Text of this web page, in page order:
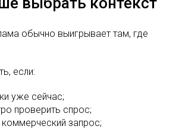
обычно выигрывает там, где
если:
уже сейчас;
проверить спрос;
коммерческий запрос;